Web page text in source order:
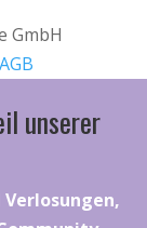
GmbH
AGB
unserer